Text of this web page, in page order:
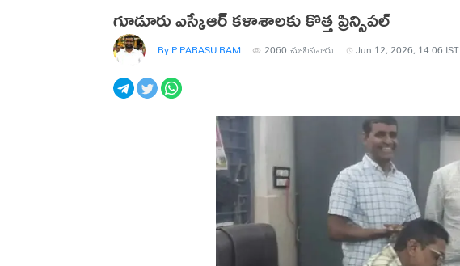
గూడూరు ఎస్కేఆర్ కళాశాలకు కొత్త ప్రిన్సిపల్
By P PARASU RAM 2060 చూసినవారు Jun 12, 2026, 14:06 IST